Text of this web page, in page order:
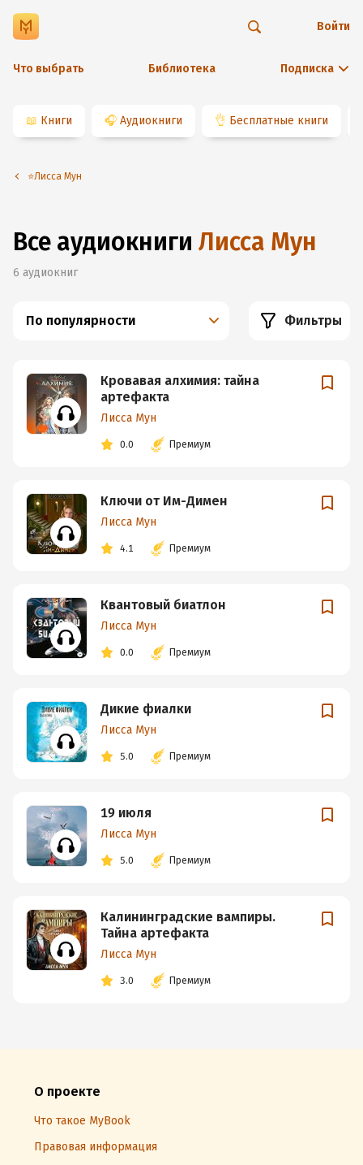
Что выбрать Библиотека Подписка
Войти
📖 Книги 🎧 Аудиокниги 👌 Бесплатные книги
⭐️Лисса Мун
Все аудиокниги Лисса Мун
6 аудиокниг
По популярности Фильтры
Кровавая алхимия: тайна
артефакта
Лисса Мун
0.0 Премиум
Ключи от Им-Димен
Лисса Мун
4.1 Премиум
Квантовый биатлон
Лисса Мун
0.0 Премиум
Дикие фиалки
Лисса Мун
5.0 Премиум
19 июля
Лисса Мун
5.0 Премиум
Калининградские вампиры.
Тайна артефакта
Лисса Мун
3.0 Премиум
О проекте
Что такое MyBook
Правовая информация